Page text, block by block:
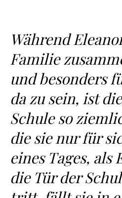
Während
Familie
und besonders
da zu sein, ist
Schule so
die sie nur für
eines Tages, als
die Tür der